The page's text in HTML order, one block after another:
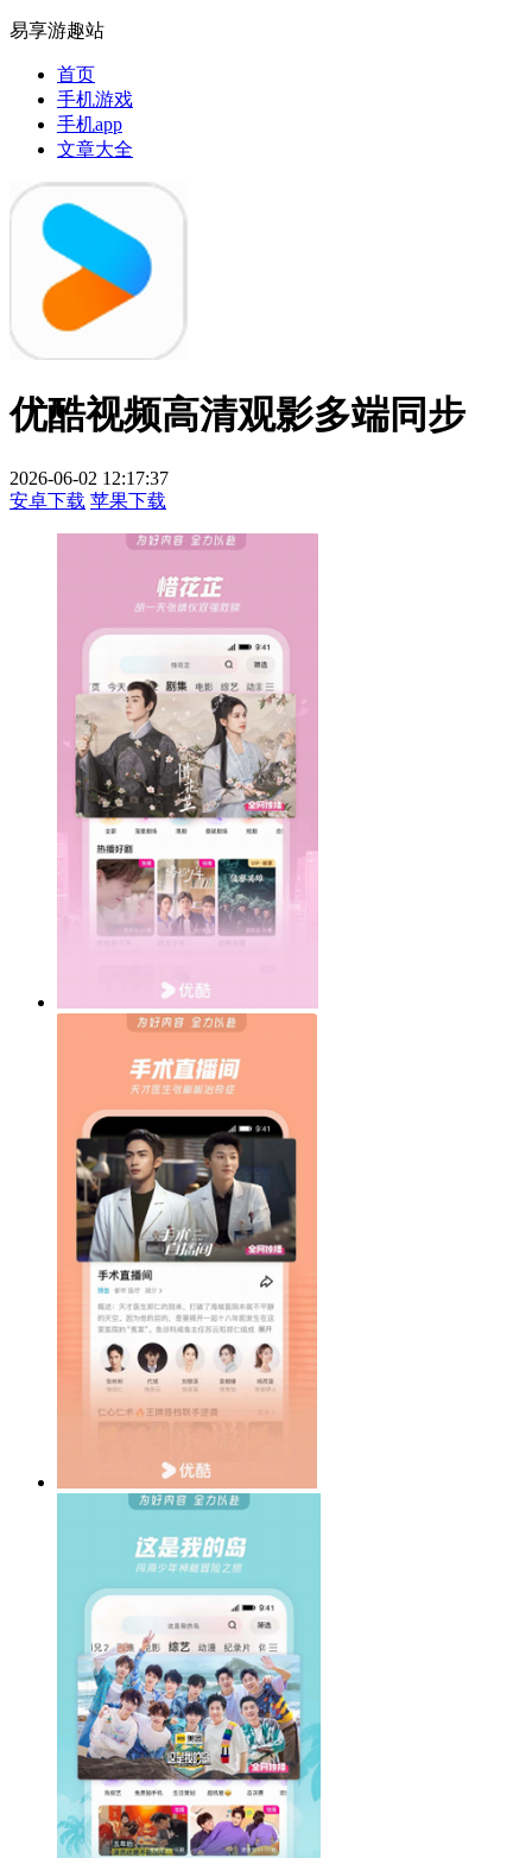
易享游趣站
首页
手机游戏
手机app
文章大全
优酷视频高清观影多端同步
2026-06-02 12:17:37
安卓下载 苹果下载